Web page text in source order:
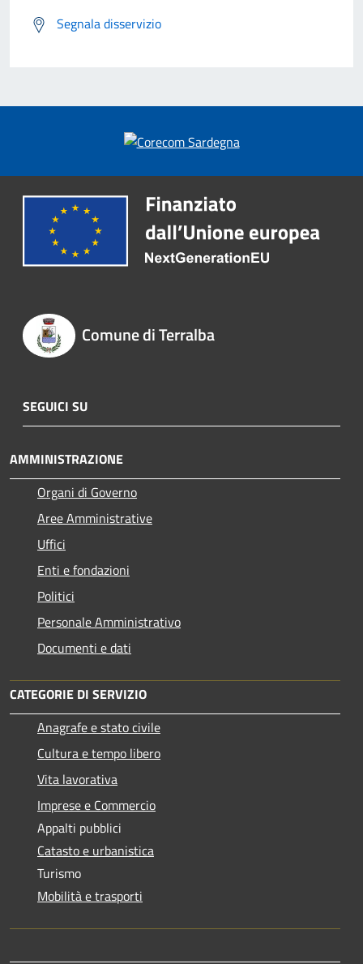
Segnala disservizio
Comune di Terralba
SEGUICI SU
AMMINISTRAZIONE
Organi di Governo
Aree Amministrative
Uffici
Enti e fondazioni
Politici
Personale Amministrativo
Documenti e dati
CATEGORIE DI SERVIZIO
Anagrafe e stato civile
Cultura e tempo libero
Vita lavorativa
Imprese e Commercio
Appalti pubblici
Catasto e urbanistica
Turismo
Mobilità e trasporti